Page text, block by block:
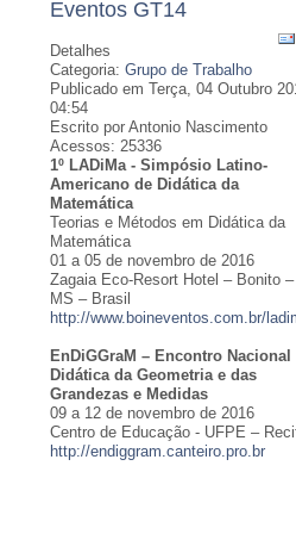
Eventos GT14
Detalhes
Categoria:Grupo de Trabalho
Publicado em Terça, 04 Outubro
04:54
Escrito por Antonio Nascimento
Acessos: 25336
1º LADiMa - Simpósio Latino-
Americano de Didática da
Matemática
Teorias e Métodos em Didática da
Matemática
01 a 05 de novembro de 2016
Zagaia Eco-Resort Hotel – Bonito –
MS – Brasil
http://www.boineventos.com.br/
EnDiGGraM – Encontro Nacional
Didática da Geometria e das
Grandezas e Medidas
09 a 12 de novembro de 2016
Centro de Educação - UFPE –
http://endiggram.canteiro.pro.br